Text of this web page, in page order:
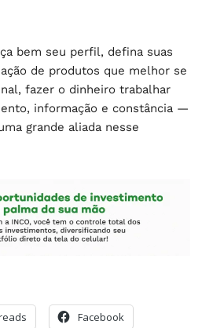
bem seu perfil, defina suas
de produtos que melhor se
fazer o dinheiro trabalhar
informação e constância —
grande aliada nesse
Facebook